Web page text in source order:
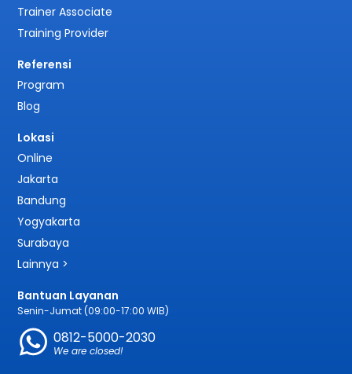
Trainer Associate
Training Provider
Referensi
Program
Blog
Lokasi
Online
Jakarta
Bandung
Yogyakarta
Surabaya
Lainnya >
Bantuan Layanan
Senin-Jumat (09:00-17:00 WIB)
0812-5000-2030
We are closed!